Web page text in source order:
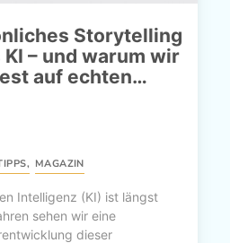
Storytelling
– und warum wir
auf echten…
, MAGAZIN
Intelligenz (KI) ist längst
sehen wir eine
dieser